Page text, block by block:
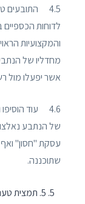
4.5
לדוחות
והמקצועיות
מחדליו של הנתבע
אשר יפעלו מול
4.6 עוד
של הנתבע
עסקת "חסון"
שתוכננה.
5. תמצית טענות הנתבע